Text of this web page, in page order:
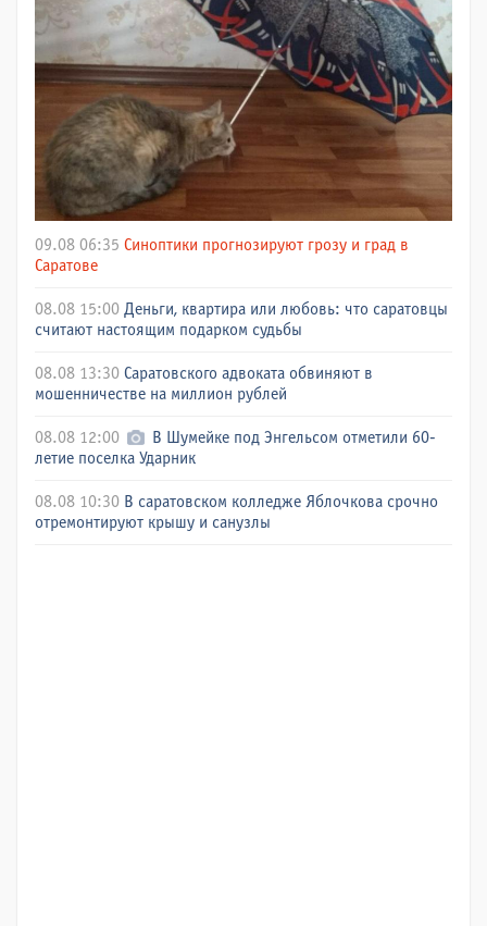
09.08 06:35 Синоптики прогнозируют грозу и град в
Саратове
08.08 15:00 Деньги, квартира или любовь: что саратовцы
считают настоящим подарком судьбы
08.08 13:30 Саратовского адвоката обвиняют в
мошенничестве на миллион рублей
08.08 12:00
В Шумейке под Энгельсом отметили 60-
летие поселка Ударник
08.08 10:30 В саратовском колледже Яблочкова срочно
отремонтируют крышу и санузлы